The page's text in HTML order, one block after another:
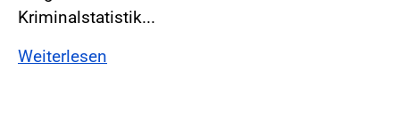
Kriminalstatistik...
Weiterlesen